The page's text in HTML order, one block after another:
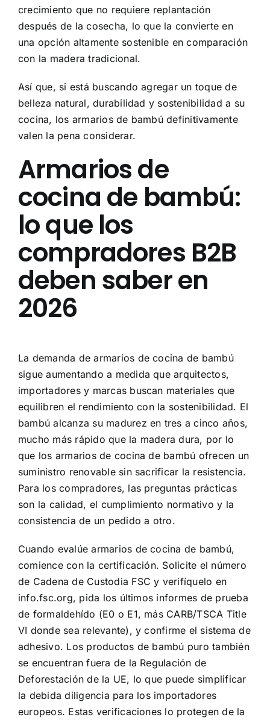
crecimiento que no requiere replantación
después de la cosecha, lo que la convierte en
una opción altamente sostenible en comparación
con la madera tradicional.
Así que, si está buscando agregar un toque de
belleza natural, durabilidad y sostenibilidad a su
cocina, los armarios de bambú definitivamente
valen la pena considerar.
Armarios de
cocina de bambú:
lo que los
compradores B2B
deben saber en
2026
La demanda de armarios de cocina de bambú
sigue aumentando a medida que arquitectos,
importadores y marcas buscan materiales que
equilibren el rendimiento con la sostenibilidad. El
bambú alcanza su madurez en tres a cinco años,
mucho más rápido que la madera dura, por lo
que los armarios de cocina de bambú ofrecen un
suministro renovable sin sacrificar la resistencia.
Para los compradores, las preguntas prácticas
son la calidad, el cumplimiento normativo y la
consistencia de un pedido a otro.
Cuando evalúe armarios de cocina de bambú,
comience con la certificación. Solicite el número
de Cadena de Custodia FSC y verifíquelo en
info.fsc.org, pida los últimos informes de prueba
de formaldehído (E0 o E1, más CARB/TSCA Title
VI donde sea relevante), y confirme el sistema de
adhesivo. Los productos de bambú puro también
se encuentran fuera de la Regulación de
Deforestación de la UE, lo que puede simplificar
la debida diligencia para los importadores
europeos. Estas verificaciones lo protegen de la